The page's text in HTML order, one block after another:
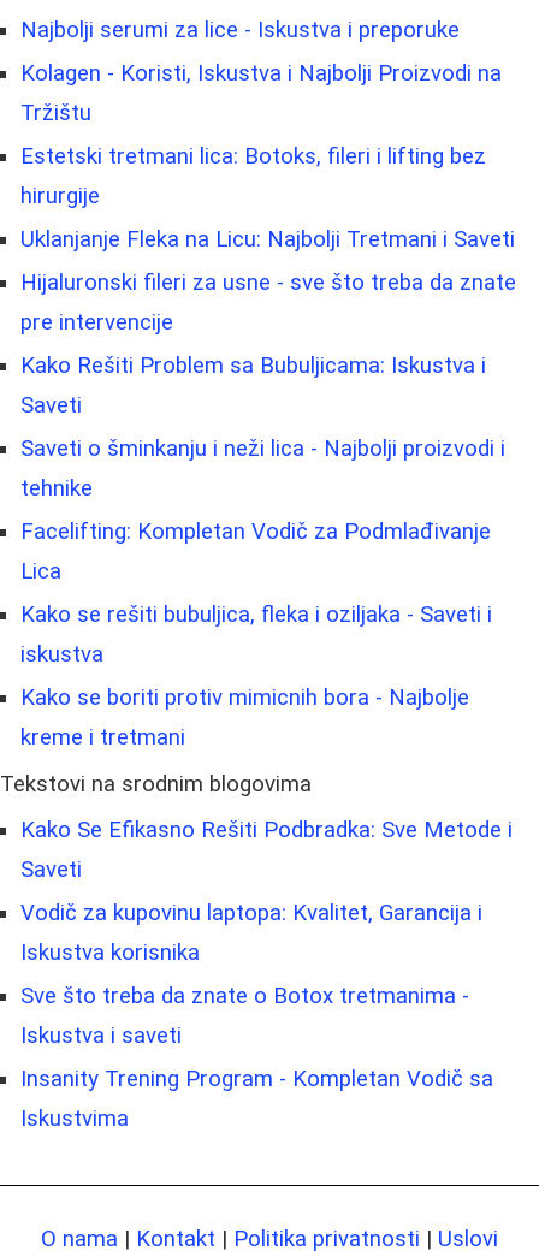
Najbolji serumi za lice - Iskustva i preporuke
Kolagen - Koristi, Iskustva i Najbolji Proizvodi na
Tržištu
Estetski tretmani lica: Botoks, fileri i lifting bez
hirurgije
Uklanjanje Fleka na Licu: Najbolji Tretmani i Saveti
Hijaluronski fileri za usne - sve što treba da znate
pre intervencije
Kako Rešiti Problem sa Bubuljicama: Iskustva i
Saveti
Saveti o šminkanju i neži lica - Najbolji proizvodi i
tehnike
Facelifting: Kompletan Vodič za Podmlađivanje
Lica
Kako se rešiti bubuljica, fleka i oziljaka - Saveti i
iskustva
Kako se boriti protiv mimicnih bora - Najbolje
kreme i tretmani
Tekstovi na srodnim blogovima
Kako Se Efikasno Rešiti Podbradka: Sve Metode i
Saveti
Vodič za kupovinu laptopa: Kvalitet, Garancija i
Iskustva korisnika
Sve što treba da znate o Botox tretmanima -
Iskustva i saveti
Insanity Trening Program - Kompletan Vodič sa
Iskustvima
O nama | Kontakt | Politika privatnosti | Uslovi